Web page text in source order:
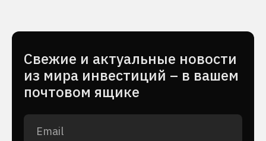
Cвежие и актуальные новости
из мира инвестиций – в вашем
почтовом ящике